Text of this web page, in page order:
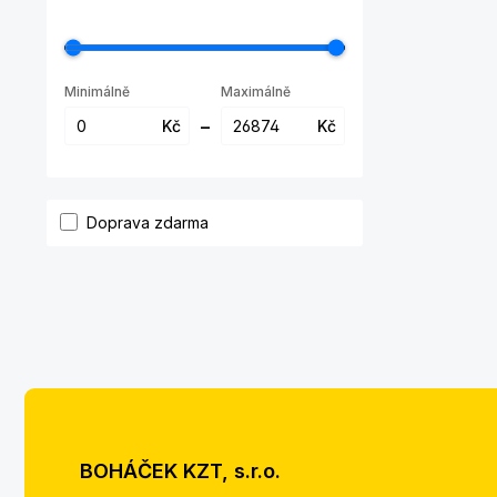
Minimálně
Kč –
Maximálně
Kč
Přidat filtr: Doprava zdarma
Doprava zdarma
BOHÁČEK KZT, s.r.o.